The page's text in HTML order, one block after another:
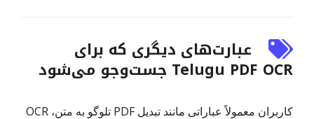
عبارت‌های دیگری که برای
Telugu PDF OCR جست‌وجو می‌شود
کاربران معمولاً عباراتی مانند تبدیل PDF تلوگو به متن، OCR